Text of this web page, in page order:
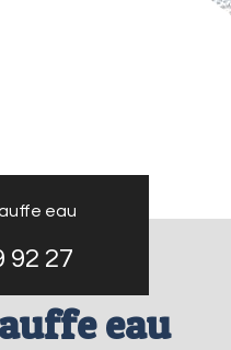
eau
92 27
eau